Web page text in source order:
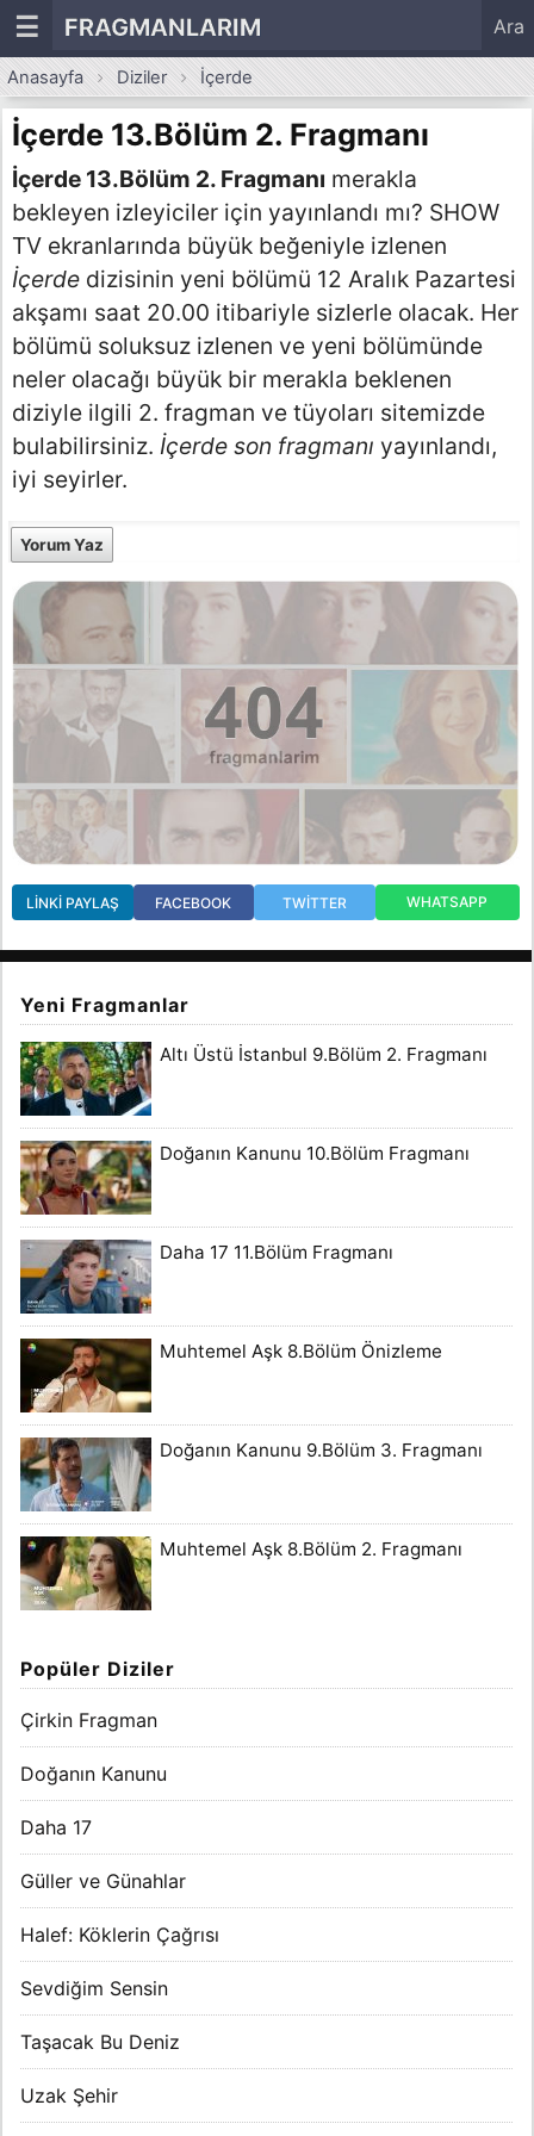
☰ FRAGMANLARIM Ara
Anasayfa Diziler İçerde
İçerde 13.Bölüm 2. Fragmanı
İçerde 13.Bölüm 2. Fragmanı merakla
bekleyen izleyiciler için yayınlandı mı? SHOW
TV ekranlarında büyük beğeniyle izlenen
İçerde dizisinin yeni bölümü 12 Aralık Pazartesi
akşamı saat 20.00 itibariyle sizlerle olacak. Her
bölümü soluksuz izlenen ve yeni bölümünde
neler olacağı büyük bir merakla beklenen
diziyle ilgili 2. fragman ve tüyoları sitemizde
bulabilirsiniz. İçerde son fragmanı yayınlandı,
iyi seyirler.
Yorum Yaz
LINKI PAYLAŞ FACEBOOK TWITTER WHATSAPP
Yeni Fragmanlar
Altı Üstü İstanbul 9.Bölüm 2. Fragmanı
Doğanın Kanunu 10.Bölüm Fragmanı
Daha 17 11.Bölüm Fragmanı
Muhtemel Aşk 8.Bölüm Önizleme
Doğanın Kanunu 9.Bölüm 3. Fragmanı
Muhtemel Aşk 8.Bölüm 2. Fragmanı
Popüler Diziler
Çirkin Fragman
Doğanın Kanunu
Daha 17
Güller ve Günahlar
Halef: Köklerin Çağrısı
Sevdiğim Sensin
Taşacak Bu Deniz
Uzak Şehir